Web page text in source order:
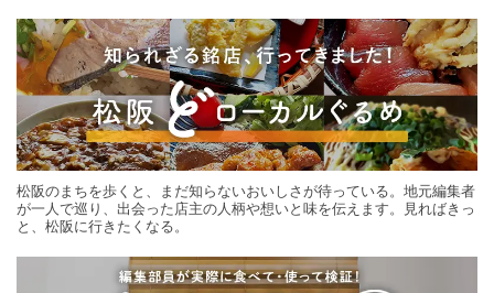
松阪のまちを歩くと、まだ知らないおいしさが待っている。地元編集者
が一人で巡り、出会った店主の人柄や想いと味を伝えます。見ればきっ
と、松阪に行きたくなる。